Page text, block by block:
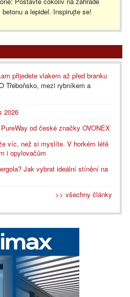
a lepidel. Inspirujte se!
přijedete vlakem až před branku
Třeboňsko, mezi rybníkem a
2026
od české značky OVONEX
víc, než si myslíte. V horkém létě
i opylovačům
Jak vybrat ideální stínění na
>> všechny články